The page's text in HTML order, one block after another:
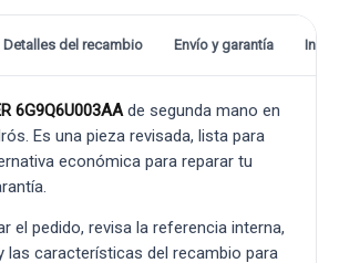
Detalles del recambio Envío y garantía
6G9Q6U003AAde segunda mano en
Es una pieza revisada, lista para
económica para reparar tu
el pedido, revisa la referencia interna,
las características del recambio para